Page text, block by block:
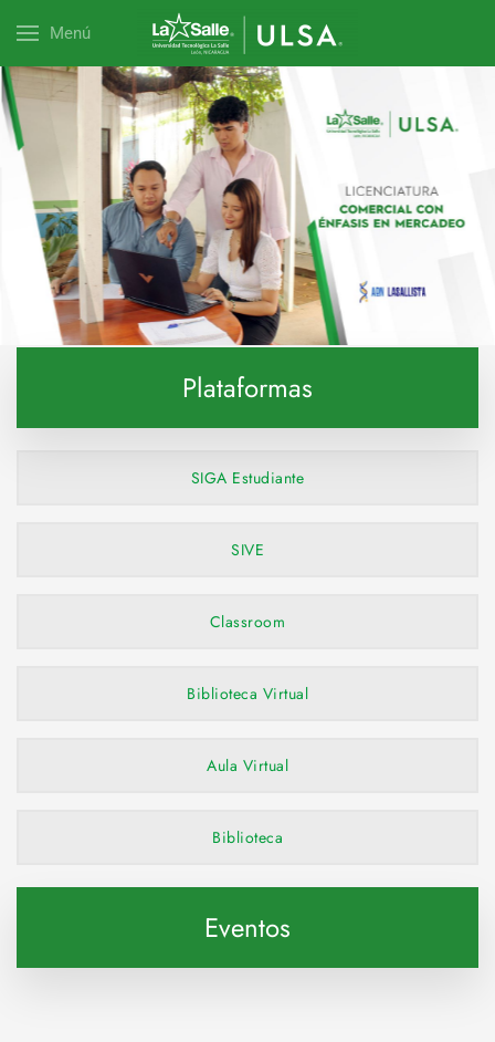
Menú
Explora esta carrera
Plataformas
SIGA Estudiante
SIVE
Classroom
Biblioteca Virtual
Aula Virtual
Biblioteca
Eventos